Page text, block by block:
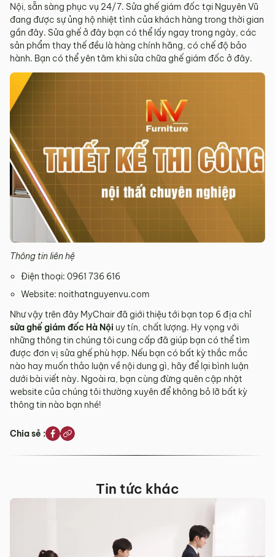
Nội, sẵn sàng phục vụ 24/7. Sửa ghế giám đốc tại Nguyên Vũ
đang được sự ủng hộ nhiệt tình của khách hàng trong thời gian
gần đây. Sửa ghế ở đây bạn có thể lấy ngay trong ngày, các
sản phẩm thay thế đều là hàng chính hãng, có chế độ bảo
hành. Bạn có thể yên tâm khi sửa chữa ghế giám đốc ở đây.
Thông tin liên hệ
Điện thoại: 0961 736 616
Website: noithatnguyenvu.com
Như vậy trên đây MyChair đã giới thiệu tới bạn top 6 địa chỉ
sửa ghế giám đốc Hà Nội uy tín, chất lượng. Hy vọng với
những thông tin chúng tôi cung cấp đã giúp bạn có thể tìm
được đơn vị sửa ghế phù hợp. Nếu bạn có bất kỳ thắc mắc
nào hay muốn thảo luận về nội dung gì, hãy để lại bình luận
dưới bài viết này. Ngoài ra, bạn cùng đừng quên cập nhật
website của chúng tôi thường xuyên để không bỏ lỡ bất kỳ
thông tin nào bạn nhé!
Chia sẻ :
Tin tức khác